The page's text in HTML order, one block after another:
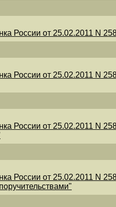
России от 25.02.2011 N
России от 25.02.2011 N
России от 25.02.2011 N
России от 25.02.2011 N